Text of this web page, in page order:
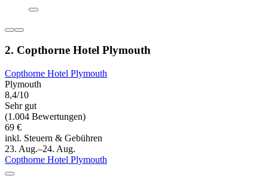
2. Copthorne Hotel Plymouth
Copthorne Hotel Plymouth
Plymouth
8,4/10
Sehr gut
(1.004 Bewertungen)
69 €
inkl. Steuern & Gebühren
23. Aug.–24. Aug.
Copthorne Hotel Plymouth